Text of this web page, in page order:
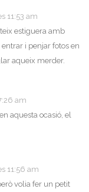
11:53 am
estiguera amb
i penjar fotos en
aqueix merder.
am
aquesta ocasió, el
11:56 am
volia fer un petit